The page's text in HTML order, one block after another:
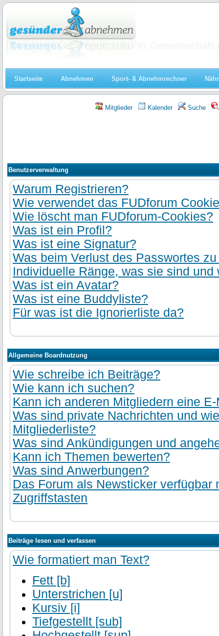
Startseite Abnehmen Sport- & Abnehmrechner
Mitglieder Kalender Suche
Benutzerverwaltung
Warum Registrieren?
Wie verwendet das FUDforum
Wie löscht man FUDforum-Cookies?
Was ist ein Profil?
Was ist eine Signatur?
Was beim Verlust des Passwortes
Individuelle Ränge, was sie sind und
Was ist ein Avatar?
Was ist eine Buddyliste?
Für was ist die Ignorierliste da?
Allgemeine Boardnutzung
Wie schreibe ich Beiträge?
Wie kann ich suchen?
Kann ich anderen Mitgliedern eine
Was sind private Nachrichten und
Mitgliederliste?
Was sind Ankündigungen und
Kann ich Themen bewerten?
Was sind Anwerbungen?
Das Forum als Newsticker verfügbar
Zugriffstasten
Beiträge lesen und verfassen
Wie formatiert man Text?
Fett [b]
Unterstrichen [u]
Kursiv [i]
Tiefgestellt [sub]